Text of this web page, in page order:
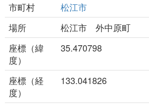
市町村
松江市
場所
松江市 外中原町
座標（緯
度）
35.470798
座標（経
度）
133.041826